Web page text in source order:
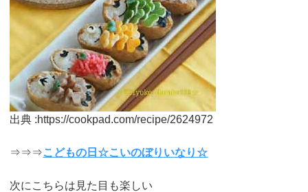
出典 :https://cookpad.com/recipe/2624972
⇒⇒⇒こどもの日☆こいのぼりいなり☆
次にこちらは見た目も楽しい